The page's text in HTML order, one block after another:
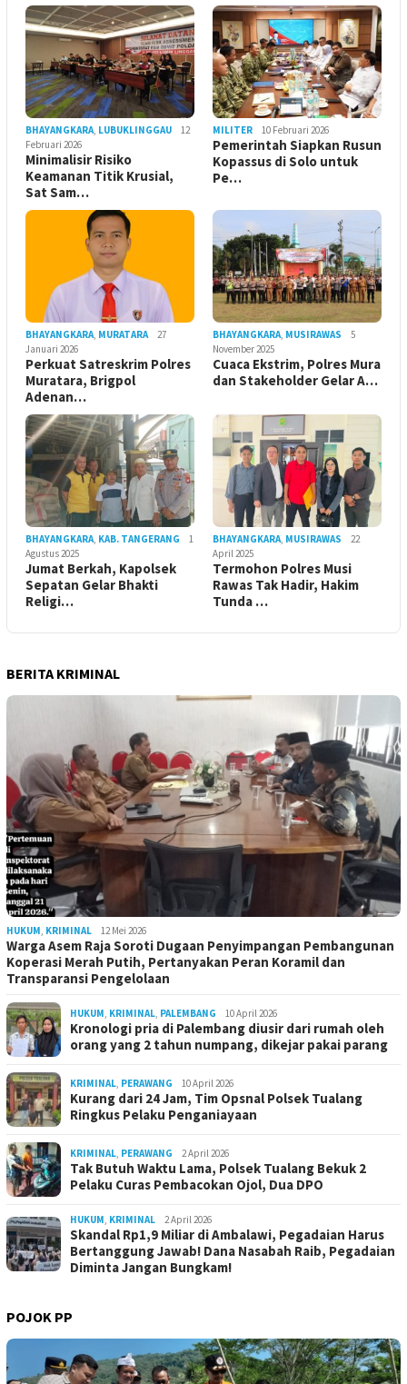
BHAYANGKARA, LUBUKLINGGAU
12
Februari 2026
Minimalisir Risiko
Keamanan Titik Krusial,
Sat Sam…
MILITER 10 Februari 2026
Pemerintah Siapkan Rusun
Kopassus di Solo untuk
Pe…
BHAYANGKARA, MURATARA
27
Januari 2026
Perkuat Satreskrim Polres
Muratara, Brigpol
Adenan…
BHAYANGKARA, MUSIRAWAS
5
November 2025
Cuaca Ekstrim, Polres Mura
dan Stakeholder Gelar A…
BHAYANGKARA, KAB. TANGERANG
1
Agustus 2025
Jumat Berkah, Kapolsek
Sepatan Gelar Bhakti
Religi…
BHAYANGKARA, MUSIRAWAS
22
April 2025
Termohon Polres Musi
Rawas Tak Hadir, Hakim
Tunda …
BERITA KRIMINAL
HUKUM, KRIMINAL 12 Mei 2026
Warga Asem Raja Soroti Dugaan Penyimpangan Pembangunan
Koperasi Merah Putih, Pertanyakan Peran Koramil dan
Transparansi Pengelolaan
HUKUM, KRIMINAL, PALEMBANG 10 April 2026
Kronologi pria di Palembang diusir dari rumah oleh
orang yang 2 tahun numpang, dikejar pakai parang
KRIMINAL, PERAWANG 10 April 2026
Kurang dari 24 Jam, Tim Opsnal Polsek Tualang
Ringkus Pelaku Penganiayaan
KRIMINAL, PERAWANG 2 April 2026
Tak Butuh Waktu Lama, Polsek Tualang Bekuk 2
Pelaku Curas Pembacokan Ojol, Dua DPO
HUKUM, KRIMINAL 2 April 2026
Skandal Rp1,9 Miliar di Ambalawi, Pegadaian Harus
Bertanggung Jawab! Dana Nasabah Raib, Pegadaian
Diminta Jangan Bungkam!
POJOK PP